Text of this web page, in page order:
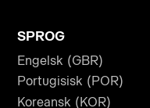
SPROG
Engelsk (GBR)
Portugisisk (POR)
Koreansk (KOR)